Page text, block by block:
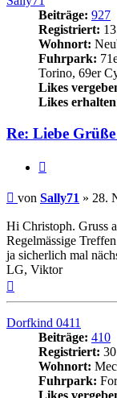
Beiträge: 927
Registriert:
Wohnort:
Fuhrpark:
Torino, 69er
Likes
Likes
Re: Liebe
Beitrag
von Sally71 » 28.
Hi Christoph. Gruss
Regelmässige
ja sicherlich mal
LG, Viktor
Dorfkind 0411
Beiträge: 410
Registriert:
Wohnort:
Fuhrpark:
Likes